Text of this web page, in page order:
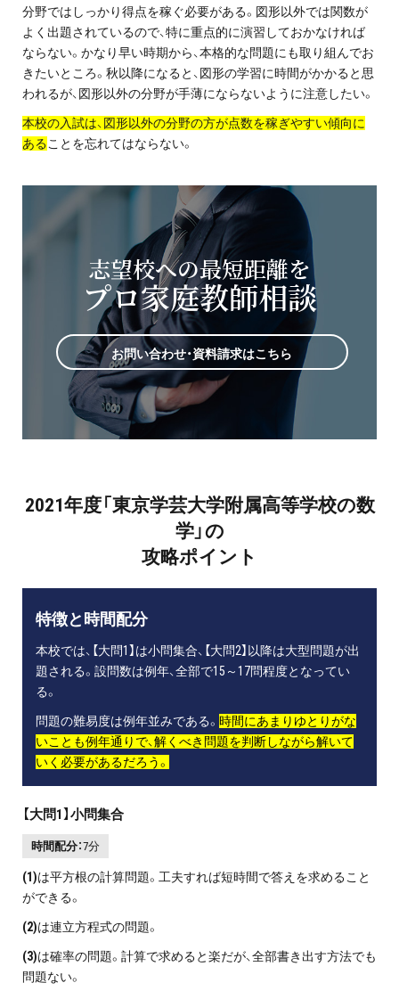
分野ではしっかり得点を稼ぐ必要がある。図形以外では関数が
よく出題されているので、特に重点的に演習しておかなければ
ならない。かなり早い時期から、本格的な問題にも取り組んでお
きたいところ。秋以降になると、図形の学習に時間がかかると思
われるが、図形以外の分野が手薄にならないように注意したい。
本校の入試は、図形以外の分野の方が点数を稼ぎやすい傾向に
あることを忘れてはならない。
志望校への最短距離を
プロ家庭教師相談
お問い合わせ・資料請求はこちら
2021年度「東京学芸大学附属高等学校の数
学」の
攻略ポイント
特徴と時間配分
本校では、【大問1】は小問集合、【大問2】以降は大型問題が出
題される。設問数は例年、全部で15～17問程度となってい
る。
問題の難易度は例年並みである。 時間にあまりゆとりがな
いことも例年通りで、解くべき問題を判断しながら解いて
いく必要があるだろう。
【大問1】小問集合
時間配分：7分
(1)は平方根の計算問題。工夫すれば短時間で答えを求めること
ができる。
(2)は連立方程式の問題。
(3)は確率の問題。計算で求めると楽だが、全部書き出す方法でも
問題ない。